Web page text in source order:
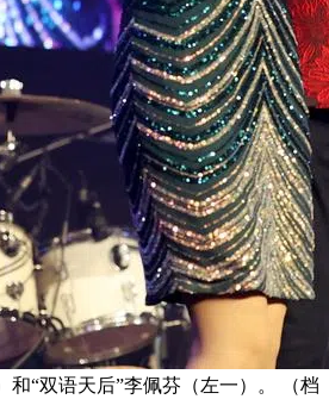
和“双语天后”李佩芬（左一）。 （档